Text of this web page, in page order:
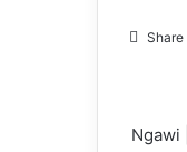
Share
Ngawi